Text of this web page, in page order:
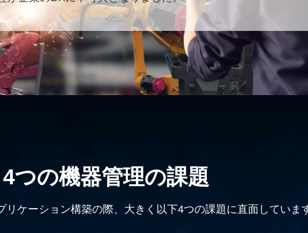
4つの機器管理の課題
リケーション構築の際、大きく以下4つの課題に直面していま